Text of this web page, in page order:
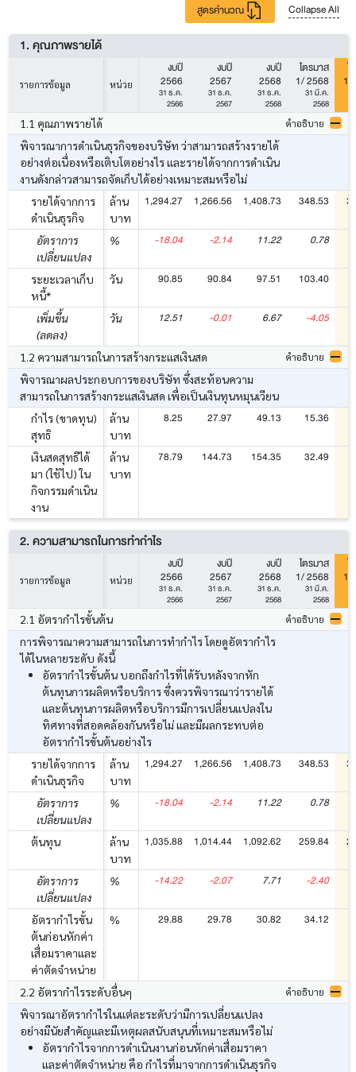
สูตรคำนวณ Collapse All
1. คุณภาพรายได้
รายการข้อมูล หน่วย
งบปี
2566
31 ธ.ค.
2566
งบปี
2567
31 ธ.ค.
2567
งบปี
2568
31 ธ.ค.
2568
ไตรมาส
1/ 2568
31 มี.ค.
2568
ไ
1/
1.1 คุณภาพรายได้ คำอธิบาย
พิจารณาการดำเนินธุรกิจของบริษัท ว่าสามารถสร้างรายได้
อย่างต่อเนื่องหรือเติบโตอย่างไร และรายได้จากการดำเนิน
งานดังกล่าวสามารถจัดเก็บได้อย่างเหมาะสมหรือไม่
รายได้จากการ
ดำเนินธุรกิจ
ล้าน
บาท
1,294.27 1,266.56 1,408.73 348.53
อัตราการ
เปลี่ยนแปลง
% -18.04 -2.14 11.22 0.78
ระยะเวลาเก็บ
หนี้*
วัน 90.85 90.84 97.51 103.40
เพิ่มขึ้น
(ลดลง)
วัน 12.51 -0.01 6.67 -4.05
1.2 ความสามารถในการสร้างกระแสเงินสด คำอธิบาย
พิจารณาผลประกอบการของบริษัท ซึ่งสะท้อนความ
สามารถในการสร้างกระแสเงินสด เพื่อเป็นเงินทุนหมุนเวียน
กำไร (ขาดทุน)
สุทธิ
ล้าน
บาท
8.25 27.97 49.13 15.36
เงินสดสุทธิได้
มา (ใช้ไป) ใน
กิจกรรมดำเนิน
งาน
ล้าน
บาท
78.79 144.73 154.35 32.49
2. ความสามารถในการทำกำไร
รายการข้อมูล หน่วย
งบปี
2566
31 ธ.ค.
2566
งบปี
2567
31 ธ.ค.
2567
งบปี
2568
31 ธ.ค.
2568
ไตรมาส
1/ 2568
31 มี.ค.
2568
ไ
1/
2.1 อัตรากำไรขั้นต้น คำอธิบาย
การพิจารณาความสามารถในการทำกำไร โดยดูอัตรากำไร
ได้ในหลายระดับ ดังนี้
อัตรากำไรขั้นต้น บอกถึงกำไรที่ได้รับหลังจากหัก
ต้นทุนการผลิตหรือบริการ ซึ่งควรพิจารณาว่ารายได้
และต้นทุนการผลิตหรือบริการมีการเปลี่ยนแปลงใน
ทิศทางที่สอดคล้องกันหรือไม่ และมีผลกระทบต่อ
อัตรากำไรขั้นต้นอย่างไร
รายได้จากการ
ดำเนินธุรกิจ
ล้าน
บาท
1,294.27 1,266.56 1,408.73 348.53
อัตราการ
เปลี่ยนแปลง
% -18.04 -2.14 11.22 0.78
ต้นทุน
ล้าน
บาท
1,035.88 1,014.44 1,092.62 259.84
อัตราการ
เปลี่ยนแปลง
% -14.22 -2.07 7.71 -2.40
อัตรากำไรขั้น
ต้นก่อนหักค่า
เสื่อมราคาและ
ค่าตัดจำหน่าย
% 29.88 29.78 30.82 34.12
2.2 อัตรากำไรระดับอื่นๆ คำอธิบาย
พิจารณาอัตรากำไรในแต่ละระดับว่ามีการเปลี่ยนแปลง
อย่างมีนัยสำคัญและมีเหตุผลสนับสนุนที่เหมาะสมหรือไม่
อัตรากำไรจากการดำเนินงานก่อนหักค่าเสื่อมราคา
และค่าตัดจำหน่าย คือ กำไรที่มาจากการดำเนินธุรกิจ